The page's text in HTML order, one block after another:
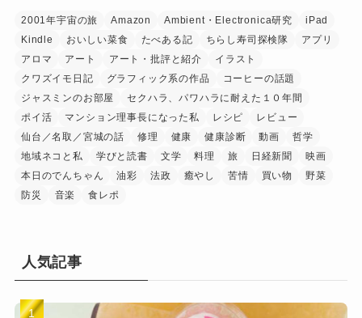
2001年宇宙の旅 Amazon Ambient・Electronica研究
iPad
Kindle
おいしい菜食 たべある記 ちらし寿司探検隊
アプリ
アロマ
アート アート・批評と紹介
イラスト
クワズイモ日記
グラフィック系の作品
コーヒーの話題
ジャスミンのお部屋
セクハラ、パワハラに耐えた１０年間
ポイ活
マンション理事長になった私 レシピ
レビュー
仙台／名取／宮城の話
修理 健康 健康診断 動画
哲学
地域ネコと私
学びと読書 文学 料理 旅 日経新聞
映画
本日のでんちゃん
油彩 法政 癒やし 苦情 買い物
野菜
防災
音楽 食レポ
人気記事